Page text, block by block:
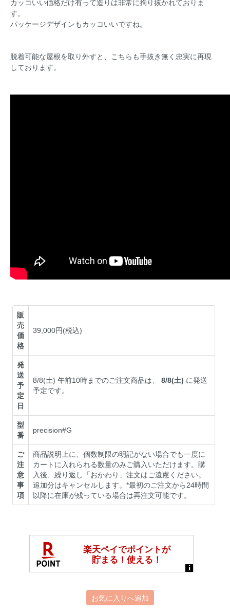
カッコいい価格だけ有って造りは非常に拘り抜かれておりま
す。
パッケージデザインもカッコいいですね。
脱着可能な屋根を取り外すと、こちらも手抜き無く忠実に再現
しております。
販
売
価
格
39,000円(税込)
発
送
予
定
日
8/8(土) 午前10時までのご注文商品は、8/8(土) に発送
予定です。
型
番
precision#G
ご
注
意
事
項
商品説明上に、個数制限の明記がない場合でも一度に
カートに入れられる数量のみご購入いただけます。購
入後、繰り返し「おかわり」注文はご遠慮ください。
追加分はキャンセルします。*最初のご注文から24時間
以降に在庫が残っている場合は再注文可能です。
お気に入りへ追加